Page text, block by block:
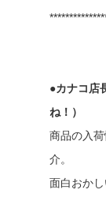
●カナコ店
ね！）
商品の入
介。
面白おか